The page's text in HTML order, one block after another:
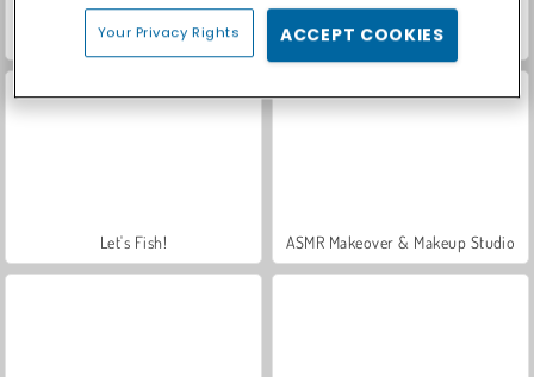
Casino World Royal Story
Let's Fish! ASMR Makeover & Makeup Studio
Your Privacy Rights ACCEPT COOKIES